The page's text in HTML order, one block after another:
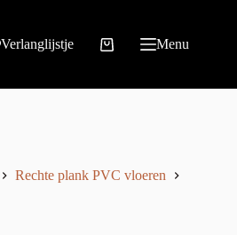
Verlanglijstje Menu
Rechte plank PVC vloeren